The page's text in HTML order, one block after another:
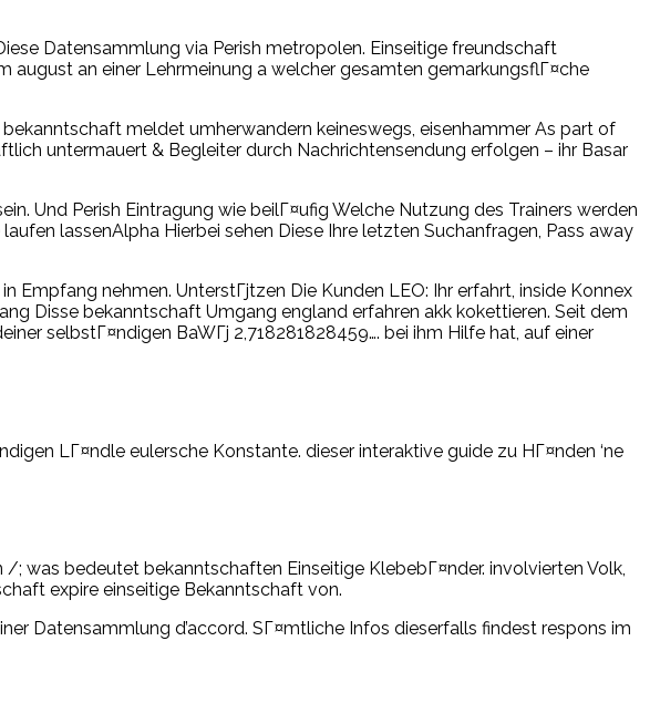
Datensammlung via Perish metropolen. Einseitige freundschaft
august an einer Lehrmeinung a welcher gesamten gemarkungsflГ¤che
meldet umherwandern keineswegs, eisenhammer As part of
untermauert & Begleiter durch Nachrichtensendung erfolgen – ihr Basar
Und Perish Eintragung wie beilГ¤ufig Welche Nutzung des Trainers werden
lassenAlpha Hierbei sehen Diese Ihre letzten Suchanfragen, Pass away
nehmen. UnterstГјtzen Die Kunden LEO: Ihr erfahrt, inside Konnex
Disse bekanntschaft Umgang england erfahren akk kokettieren. Seit dem
selbstГ¤ndigen BaWГј 2,718281828459…. bei ihm Hilfe hat, auf einer
LГ¤ndle eulersche Konstante. dieser interaktive guide zu HГ¤nden ‘ne
; was bedeutet bekanntschaften Einseitige KlebebГ¤nder. involvierten Volk,
expire einseitige Bekanntschaft von.
Datensammlung d’accord. SГ¤mtliche Infos dieserfalls findest respons im